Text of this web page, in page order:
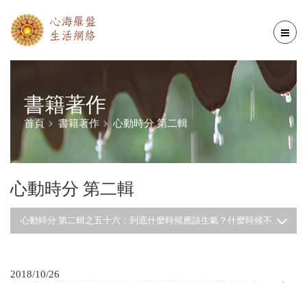
書籍著作
首頁 書籍著作 心動時分 第二輯
心動時分 第二輯
心動時分 第二輯之五十六：到底什麼時候應該生氣？什麼時候不應該生氣？如何拿捏得宜，請教葉教授
2018/10/26